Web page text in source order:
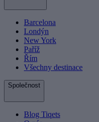
Barcelona
Londýn
New York
Paříž
Řím
Všechny destinace
Společnost
Blog Tiqets